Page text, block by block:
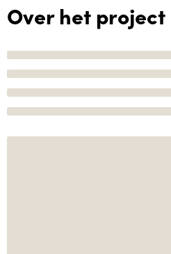
Over het project